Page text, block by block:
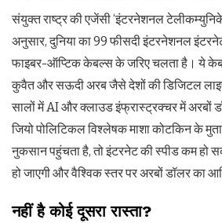
संयुक्त राष्ट्र की एजेंसी ‘इंटरनेशनल
अनुसार, दुनिया का 99 फीसदी इंटरनेशनल
फाइबर-ऑप्टिक केबल्स के जरिए चलता है। ये
कुवैत और सऊदी अरब जैसे देशों की डिजिटल
सालों में AI और क्लाउड इंफ्रास्ट्रक्चर में अरबों
जियो पोलिटिकल विश्लेषक माशा कोटकिन के
नुकसान पहुंचता है, तो इंटरनेट की स्पीड कम हो
हो जाएगी और वैश्विक स्तर पर अरबों डॉलर का
नहीं है कोई दूसरा रास्ता?